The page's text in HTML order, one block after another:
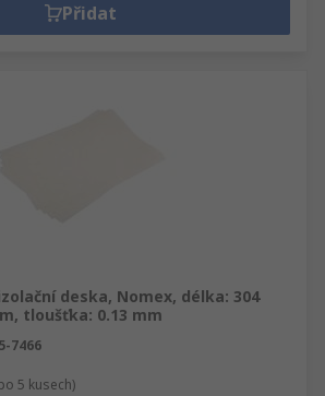
Přidat
deska, Nomex, délka: 304
tloušťka: 0.13 mm
7466
5 kusech)